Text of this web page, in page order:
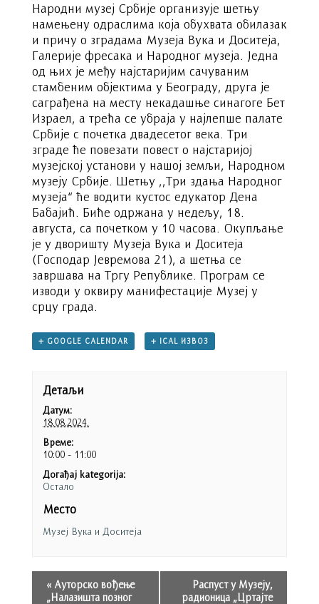
Народни музеј Србије организује шетњу
намењену одраслима која обухвата обилазак
и причу о зградама Музеја Вука и Доситеја,
Галерије фресака и Народног музеја. Једна
од њих је међу најстаријим сачуваним
стамбеним објектима у Београду, друга је
саграђена на месту некадашње синагоге Бет
Израел, а трећа се убраја у најлепше палате
Србије с почетка двадесетог века. Три
зграде ће повезати повест о најстаријој
музејској установи у нашој земљи, Народном
музеју Србије. Шетњу ,,Три здања Народног
музеја“ ће водити кустос едукатор Дена
Бабајић. Биће одржана у недељу, 18.
августа, са почетком у 10 часова. Окупљање
је у дворишту Музеја Вука и Доситеја
(Господар Јевремова 21), а шетња се
завршава на Тргу Републике. Програм се
изводи у оквиру манифестације Музеј у
срцу града.
+ GOOGLE CALENDAR + ICAL ИЗВОЗ
Детаљи
Датум:
18.08.2024.
Време:
10:00 - 11:00
Догађај kategorija:
Остало
Место
Музеј Вука и Доситеја
«Ауторско вођење
„Налазишта позног
Распуст у Музеју,
радионица „Цртајте